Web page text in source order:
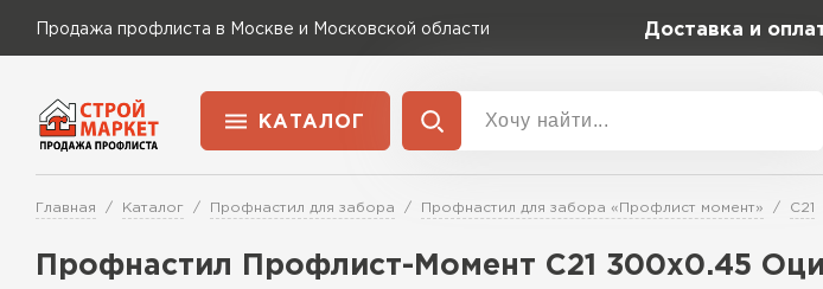
Продажа профлиста в Москве и Московской области Доставка и
КАТАЛОГ
Применение
Для забора
Бренд
Гранд Лайн
Главная Каталог Профнастил для забора Профнастил для забора «Профлист момент» С21
Профнастил Профлист-Момент C21 300х0.45